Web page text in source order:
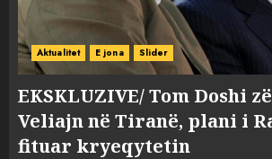
Aktualitet E jona Slider
EKSKLUZIVE/ Tom Doshi
Veliajn në Tiranë, plani i
fituar kryeqytetin